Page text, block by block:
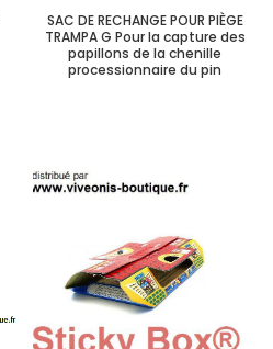
SAC DE RECHANGE POUR PIÈGE
TRAMPA G Pour la capture des
papillons de la chenille
processionnaire du pin